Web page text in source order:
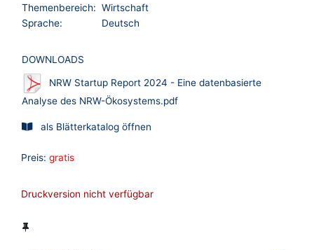
Themenbereich: Wirtschaft
Sprache:
Deutsch
DOWNLOADS
NRW Startup Report 2024 - Eine datenbasierte
Analyse des NRW-Ökosystems.pdf
als Blätterkatalog öffnen
Preis: gratis
Druckversion nicht verfügbar